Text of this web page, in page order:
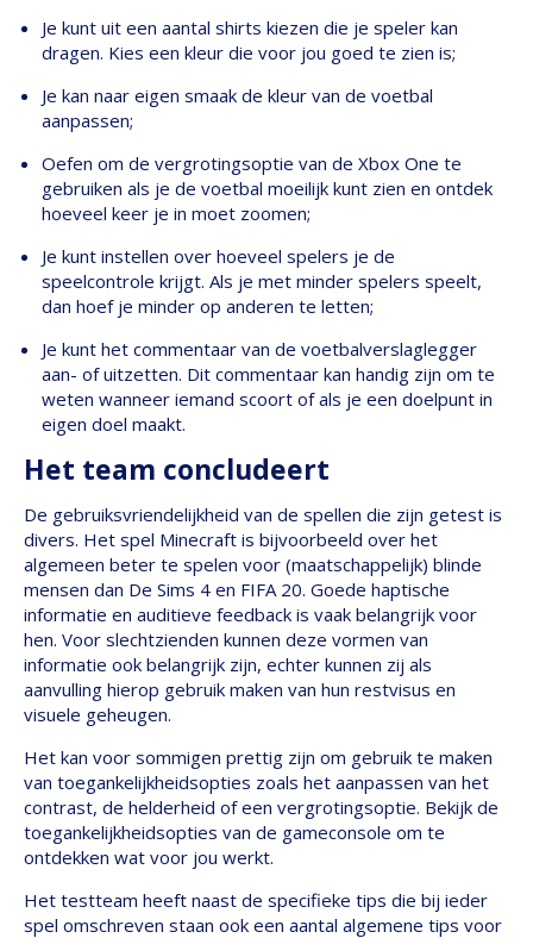
Je kunt uit een aantal shirts kiezen die je speler kan
dragen. Kies een kleur die voor jou goed te zien is;
Je kan naar eigen smaak de kleur van de voetbal
aanpassen;
Oefen om de vergrotingsoptie van de Xbox One te
gebruiken als je de voetbal moeilijk kunt zien en ontdek
hoeveel keer je in moet zoomen;
Je kunt instellen over hoeveel spelers je de
speelcontrole krijgt. Als je met minder spelers speelt,
dan hoef je minder op anderen te letten;
Je kunt het commentaar van de voetbalverslaglegger
aan- of uitzetten. Dit commentaar kan handig zijn om te
weten wanneer iemand scoort of als je een doelpunt in
eigen doel maakt.
Het team concludeert
De gebruiksvriendelijkheid van de spellen die zijn getest is
divers. Het spel Minecraft is bijvoorbeeld over het
algemeen beter te spelen voor (maatschappelijk) blinde
mensen dan De Sims 4 en FIFA 20. Goede haptische
informatie en auditieve feedback is vaak belangrijk voor
hen. Voor slechtzienden kunnen deze vormen van
informatie ook belangrijk zijn, echter kunnen zij als
aanvulling hierop gebruik maken van hun restvisus en
visuele geheugen.
Het kan voor sommigen prettig zijn om gebruik te maken
van toegankelijkheidsopties zoals het aanpassen van het
contrast, de helderheid of een vergrotingsoptie. Bekijk de
toegankelijkheidsopties van de gameconsole om te
ontdekken wat voor jou werkt.
Het testteam heeft naast de specifieke tips die bij ieder
spel omschreven staan ook een aantal algemene tips voor